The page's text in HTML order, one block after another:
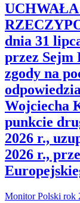
dnia 31
przez Sejm
zgody na
Wojciecha
punkcie
2026 r.,
2026 r.,
Monitor Polski rok